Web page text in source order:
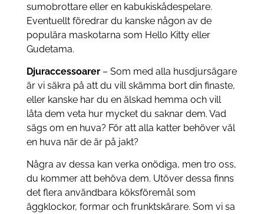
sumobrottare eller en kabukiskådespelare.
Eventuellt föredrar du kanske någon av de
populära maskotarna som Hello Kitty eller
Gudetama.
Djuraccessoarer– Som med alla husdjursägare
är vi säkra på att du vill skämma bort din finaste,
eller kanske har du en älskad hemma och vill
låta dem veta hur mycket du saknar dem. Vad
sägs om en huva? För att alla katter behöver väl
en huva när de är på jakt?
Några av dessa kan verka onödiga, men tro oss,
du kommer att behöva dem. Utöver dessa finns
det flera användbara köksföremål som
äggklockor, formar och frunktskärare. Som vi sa